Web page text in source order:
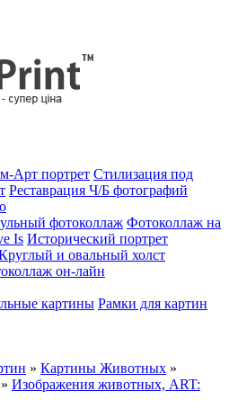
Арт портрет Стилизация под
Реставрация Ч/Б фотографий
фотоколлаж Фотоколлаж на
Is Исторический портрет
и овальный холст
он-лайн
картины Рамки для картин
» Картины Животных »
» Изображения животных, ART: